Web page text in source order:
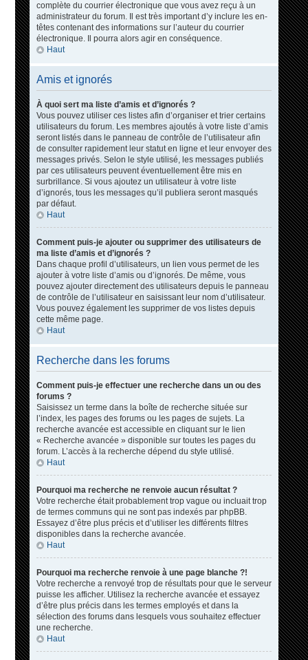
complète du courrier électronique que vous avez reçu à un
administrateur du forum. Il est très important d’y inclure les en-
têtes contenant des informations sur l’auteur du courrier
électronique. Il pourra alors agir en conséquence.
Haut
Amis et ignorés
À quoi sert ma liste d’amis et d’ignorés ?
Vous pouvez utiliser ces listes afin d’organiser et trier certains
utilisateurs du forum. Les membres ajoutés à votre liste d’amis
seront listés dans le panneau de contrôle de l’utilisateur afin
de consulter rapidement leur statut en ligne et leur envoyer des
messages privés. Selon le style utilisé, les messages publiés
par ces utilisateurs peuvent éventuellement être mis en
surbrillance. Si vous ajoutez un utilisateur à votre liste
d’ignorés, tous les messages qu’il publiera seront masqués
par défaut.
Haut
Comment puis-je ajouter ou supprimer des utilisateurs de
ma liste d’amis et d’ignorés ?
Dans chaque profil d’utilisateurs, un lien vous permet de les
ajouter à votre liste d’amis ou d’ignorés. De même, vous
pouvez ajouter directement des utilisateurs depuis le panneau
de contrôle de l’utilisateur en saisissant leur nom d’utilisateur.
Vous pouvez également les supprimer de vos listes depuis
cette même page.
Haut
Recherche dans les forums
Comment puis-je effectuer une recherche dans un ou des
forums ?
Saisissez un terme dans la boîte de recherche située sur
l’index, les pages des forums ou les pages de sujets. La
recherche avancée est accessible en cliquant sur le lien
« Recherche avancée » disponible sur toutes les pages du
forum. L’accès à la recherche dépend du style utilisé.
Haut
Pourquoi ma recherche ne renvoie aucun résultat ?
Votre recherche était probablement trop vague ou incluait trop
de termes communs qui ne sont pas indexés par phpBB.
Essayez d’être plus précis et d’utiliser les différents filtres
disponibles dans la recherche avancée.
Haut
Pourquoi ma recherche renvoie à une page blanche ?!
Votre recherche a renvoyé trop de résultats pour que le serveur
puisse les afficher. Utilisez la recherche avancée et essayez
d’être plus précis dans les termes employés et dans la
sélection des forums dans lesquels vous souhaitez effectuer
une recherche.
Haut